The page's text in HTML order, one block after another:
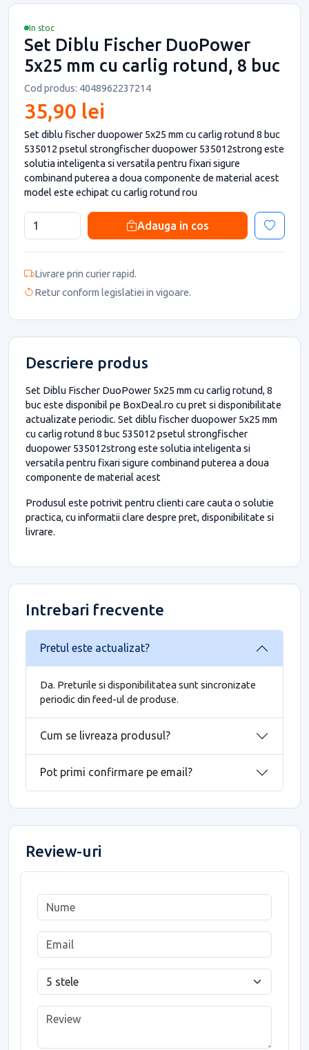
In stoc
Set Diblu Fischer DuoPower
5x25 mm cu carlig rotund, 8 buc
Cod produs: 4048962237214
35,90 lei
Set diblu fischer duopower 5x25 mm cu carlig rotund 8 buc
535012 psetul strongfischer duopower 535012strong este
solutia inteligenta si versatila pentru fixari sigure
combinand puterea a doua componente de material acest
model este echipat cu carlig rotund rou
Adauga in cos
Livrare prin curier rapid.
Retur conform legislatiei in vigoare.
Descriere produs
Set Diblu Fischer DuoPower 5x25 mm cu carlig rotund, 8
buc este disponibil pe BoxDeal.ro cu pret si disponibilitate
actualizate periodic. Set diblu fischer duopower 5x25 mm
cu carlig rotund 8 buc 535012 psetul strongfischer
duopower 535012strong este solutia inteligenta si
versatila pentru fixari sigure combinand puterea a doua
componente de material acest
Produsul este potrivit pentru clienti care cauta o solutie
practica, cu informatii clare despre pret, disponibilitate si
livrare.
Intrebari frecvente
Pretul este actualizat?
Da. Preturile si disponibilitatea sunt sincronizate
periodic din feed-ul de produse.
Cum se livreaza produsul?
Pot primi confirmare pe email?
Review-uri